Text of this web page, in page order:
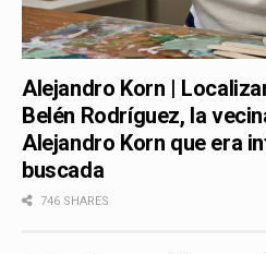
Alejandro Korn |
Belén Rodríguez, la
Alejandro Korn que era
buscada
746 SHARES